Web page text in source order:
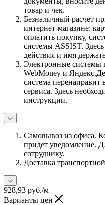
товар и чек.
Безналичный расчет
интернет-магазине:
оплатить покупку,
системы ASSIST.
действия и имя
Электронные системы
WebMoney и
система перенаправит
сервиса. Здесь
инструкции.
Самовывоз из офиса.
придет уведомление.
сотруднику.
Доставка
928,93 руб./м
Варианты цен